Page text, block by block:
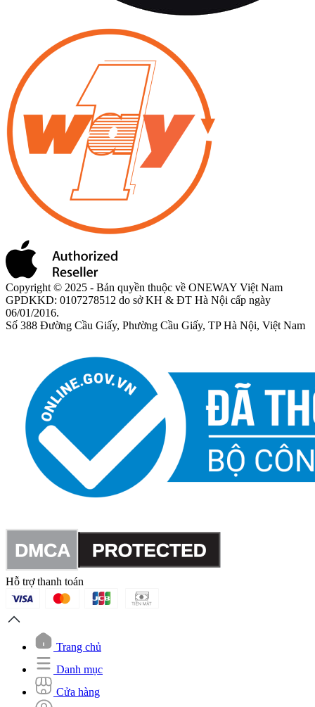
Copyright © 2025 - Bản quyền thuộc về ONEWAY Việt Nam
GPDKKD: 0107278512 do sở KH & ĐT Hà Nội cấp ngày
06/01/2016.
Số 388 Đường Cầu Giấy, Phường Cầu Giấy, TP Hà Nội, Việt Nam
Hỗ trợ thanh toán
Trang chủ
Danh mục
Cửa hàng